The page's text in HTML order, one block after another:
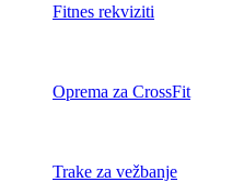
Fitnes rekviziti
Oprema za CrossFit
Trake za vežbanje